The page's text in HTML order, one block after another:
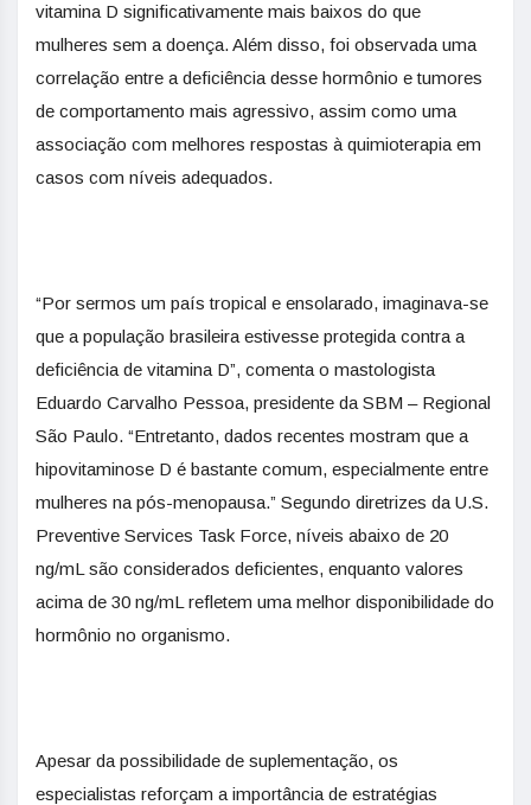
vitamina D significativamente mais baixos do que
mulheres sem a doença. Além disso, foi observada uma
correlação entre a deficiência desse hormônio e tumores
de comportamento mais agressivo, assim como uma
associação com melhores respostas à quimioterapia em
casos com níveis adequados.
“Por sermos um país tropical e ensolarado, imaginava-se
que a população brasileira estivesse protegida contra a
deficiência de vitamina D”, comenta o mastologista
Eduardo Carvalho Pessoa, presidente da SBM – Regional
São Paulo. “Entretanto, dados recentes mostram que a
hipovitaminose D é bastante comum, especialmente entre
mulheres na pós-menopausa.” Segundo diretrizes da U.S.
Preventive Services Task Force, níveis abaixo de 20
ng/mL são considerados deficientes, enquanto valores
acima de 30 ng/mL refletem uma melhor disponibilidade do
hormônio no organismo.
Apesar da possibilidade de suplementação, os
especialistas reforçam a importância de estratégias